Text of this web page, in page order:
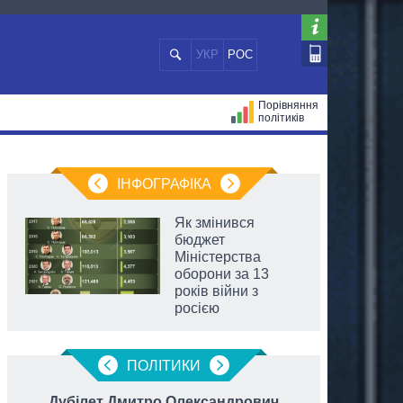
УКР РОС
Порівняння
політиків
ІНФОГРАФІКА
Як змінився
бюджет
Міністерства
оборони за 13
років війни з
росією
ПОЛIТИКИ